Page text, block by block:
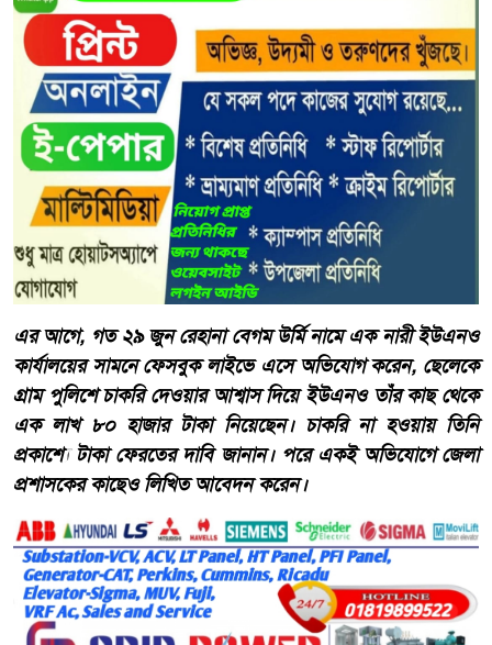
এর আগে, গত ২৯ জুন রেহানা বেগম উর্মি নামে এক নারী ইউএনও
কার্যালয়ের সামনে ফেসবুক লাইভে এসে অভিযোগ করেন, ছেলেকে
গ্রাম পুলিশে চাকরি দেওয়ার আশ্বাস দিয়ে ইউএনও তাঁর কাছ থেকে
এক লাখ ৮০ হাজার টাকা নিয়েছেন। চাকরি না হওয়ায় তিনি
প্রকাশ্যে টাকা ফেরতের দাবি জানান। পরে একই অভিযোগে জেলা
প্রশাসকের কাছেও লিখিত আবেদন করেন।